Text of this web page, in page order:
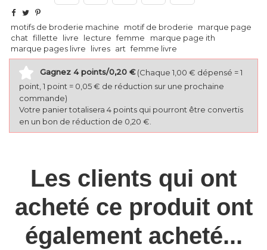
motifs de broderie machine motif de broderie
marque page
chat fillette livre lecture femme
marque page ith
marque pages livre
livres art femme livre
Gagnez 4 points/0,20 € (Chaque 1,00 € dépensé = 1
point, 1 point = 0,05 € de réduction sur une prochaine
commande)
Votre panier totalisera 4 points qui pourront être convertis
en un bon de réduction de 0,20 €.
Les clients qui ont
acheté ce produit ont
également acheté...